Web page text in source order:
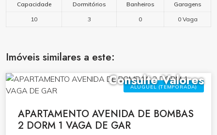
Capacidade Dormitórios Banheiros Garagens
10 3 0 0 Vaga
Imóveis similares a este:
ALUGUEL (TEMPORADA)
Consulte Valores
APARTAMENTO AVENIDA DE BOMBAS
2 DORM 1 VAGA DE GAR